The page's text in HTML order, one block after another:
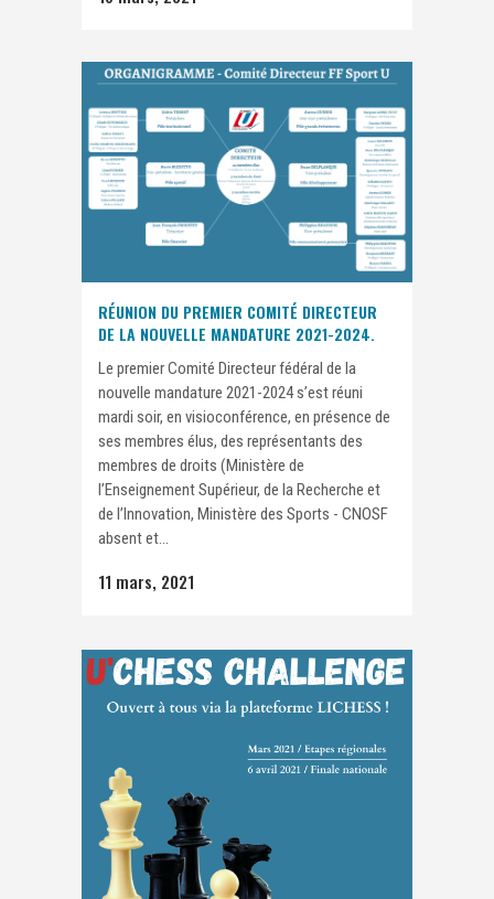
RÉUNION DU PREMIER COMITÉ DIRECTEUR
DE LA NOUVELLE MANDATURE 2021-2024.
Le premier Comité Directeur fédéral de la
nouvelle mandature 2021-2024 s’est réuni
mardi soir, en visioconférence, en présence de
ses membres élus, des représentants des
membres de droits (Ministère de
l’Enseignement Supérieur, de la Recherche et
de l’Innovation, Ministère des Sports - CNOSF
absent et...
11 mars, 2021